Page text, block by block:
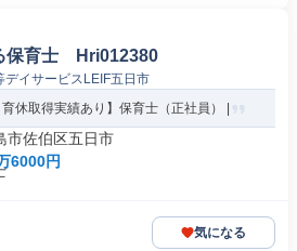
保育士 Hri012380
デイサービスLEIF五日市
休取得実績あり】保育士（正社員） |
市佐伯区五日市
6000円
気になる